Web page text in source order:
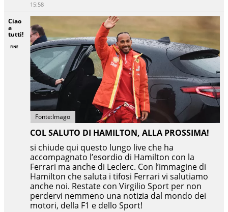
Ciao
a
tutti!
Fonte:Imago
COL SALUTO DI HAMILTON, ALLA PROSSIMA!
si chiude qui questo lungo live che ha
accompagnato l’esordio di Hamilton con la
Ferrari ma anche di Leclerc. Con l’immagine di
Hamilton che saluta i tifosi Ferrari vi salutiamo
anche noi. Restate con Virgilio Sport per non
perdervi nemmeno una notizia dal mondo dei
motori, della F1 e dello Sport!
15:58